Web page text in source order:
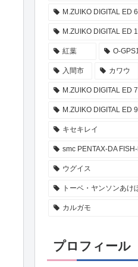
M.ZUIKO DIGITAL ED
M.ZUIKO DIGITAL ED
紅葉 O-
入間市 カワウ
M.ZUIKO DIGITAL ED
M.ZUIKO DIGITAL ED
キセキレイ
smc PENTAX-DA
ウグイス
トーベ・ヤンソンあけ
カルガモ
プロフィール